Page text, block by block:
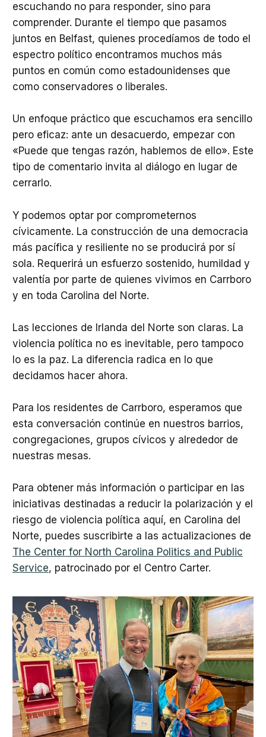
escuchando no para responder, sino para
comprender. Durante el tiempo que pasamos
juntos en Belfast, quienes procedíamos de todo el
espectro político encontramos muchos más
puntos en común como estadounidenses que
como conservadores o liberales.
Un enfoque práctico que escuchamos era sencillo
pero eficaz: ante un desacuerdo, empezar con
«Puede que tengas razón, hablemos de ello». Este
tipo de comentario invita al diálogo en lugar de
cerrarlo.
Y podemos optar por comprometernos
cívicamente. La construcción de una democracia
más pacífica y resiliente no se producirá por sí
sola. Requerirá un esfuerzo sostenido, humildad y
valentía por parte de quienes vivimos en Carrboro
y en toda Carolina del Norte.
Las lecciones de Irlanda del Norte son claras. La
violencia política no es inevitable, pero tampoco
lo es la paz. La diferencia radica en lo que
decidamos hacer ahora.
Para los residentes de Carrboro, esperamos que
esta conversación continúe en nuestros barrios,
congregaciones, grupos cívicos y alrededor de
nuestras mesas.
Para obtener más información o participar en las
iniciativas destinadas a reducir la polarización y el
riesgo de violencia política aquí, en Carolina del
Norte, puedes suscribirte a las actualizaciones de
The Center for North Carolina Politics and Public
Service, patrocinado por el Centro Carter.